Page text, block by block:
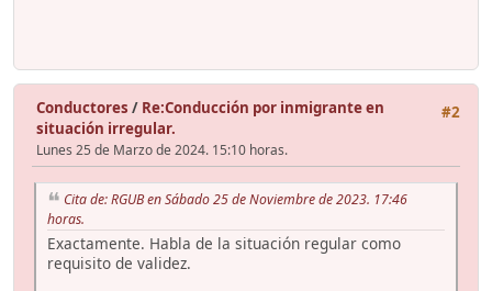
#2
Conductores / Re:Conducción por inmigrante en
situación irregular.
Lunes 25 de Marzo de 2024. 15:10 horas.
Cita de: RGUB en Sábado 25 de Noviembre de 2023. 17:46
horas.
Exactamente. Habla de la situación regular como
requisito de validez.